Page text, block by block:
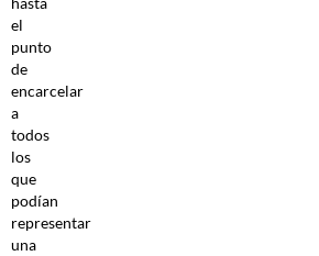
el
punto
de
encarcelar
a
todos
los
que
podían
representar
una